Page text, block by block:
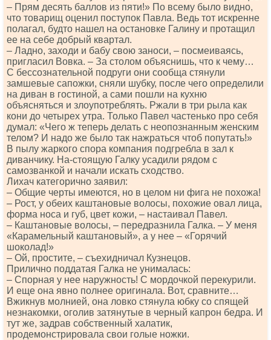
– Прям десять баллов из пяти!» По всему было видно,
что товарищ оценил поступок Павла. Ведь тот искренне
полагал, будто нашел на остановке Галину и протащил
ее на себе добрый квартал.
– Ладно, заходи и бабу свою заноси, – посмеиваясь,
пригласил Вовка. – За столом объяснишь, что к чему…
С бессознательной подруги они сообща стянули
замшевые сапожки, сняли шубку, после чего определили
на диван в гостиной, а сами пошли на кухню
объясняться и злоупотреблять. Ржали в три рыла как
кони до четырех утра. Только Павел частенько про себя
думал: «Чего ж теперь делать с неопознанным женским
телом? И надо же было так нажраться чтоб попутать!»
В пылу жаркого спора компания подгребла в зал к
диванчику. На-стоящую Галку усадили рядом с
самозванкой и начали искать сходство.
Лихач категорично заявил:
– Общие черты имеются, но в целом ни фига не похожа!
– Рост, у обеих каштановые волосы, похожие овал лица,
форма носа и губ, цвет кожи, – настаивал Павел.
‒ Каштановые волосы, ‒ передразнила Галка. ‒ У меня
«Карамельный каштановый», а у нее ‒ «Горячий
шоколад!»
‒ Ой, простите, ‒ съехидничал Кузнецов.
Прилично поддатая Галка не унималась:
– Спорная у нее наружность! С мордочкой перекурили.
И еще она явно полнее оригинала. Вот, сравните…
Вжикнув молнией, она ловко стянула юбку со спящей
незнакомки, оголив затянутые в черный капрон бедра. И
тут же, задрав собственный халатик,
продемонстрировала свои голые ножки.